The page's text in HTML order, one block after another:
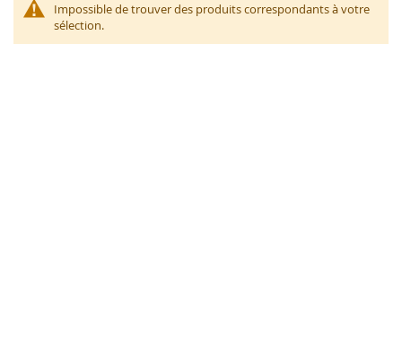
Impossible de trouver des produits correspondants à votre
sélection.